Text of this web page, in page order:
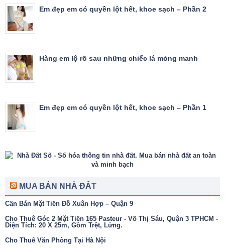
Em đẹp em có quyền lột hết, khoe sạch – Phần 2
Hàng em lộ rõ sau những chiếc lá mỏng manh
Em đẹp em có quyền lột hết, khoe sạch – Phần 1
MUA BÁN NHÀ ĐẤT
Cần Bán Mặt Tiền Đỗ Xuân Hợp – Quận 9
Cho Thuê Góc 2 Mặt Tiền 165 Pasteur - Võ Thị Sáu, Quận 3 TPHCM -
Diện Tích: 20 X 25m, Gồm Trệt, Lửng.
Cho Thuê Văn Phòng Tại Hà Nội